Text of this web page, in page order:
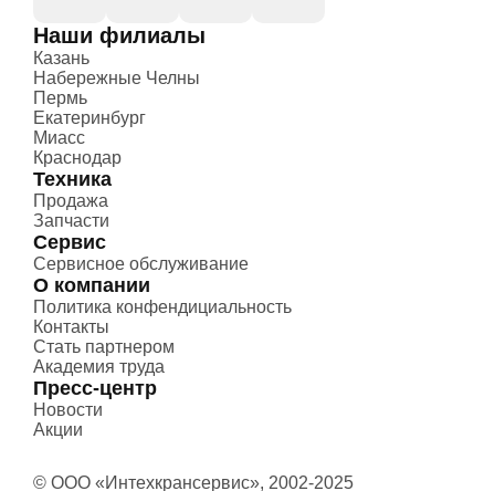
Наши филиалы
Казань
Набережные Челны
Пермь
Екатеринбург
Миасс
Краснодар
Техника
Продажа
Запчасти
Сервис
Сервисное обслуживание
О компании
Политика конфендициальность
Контакты
Стать партнером
Академия труда
Пресс-центр
Новости
Акции
© ООО «Интехкрансервис», 2002-2025